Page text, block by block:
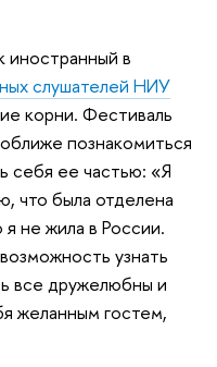
иностранный в
слушателей НИУ
корни. Фестиваль
познакомиться
себя ее частью: «Я
что была отделена
я не жила в России.
узнать
все дружелюбны и
желанным гостем,